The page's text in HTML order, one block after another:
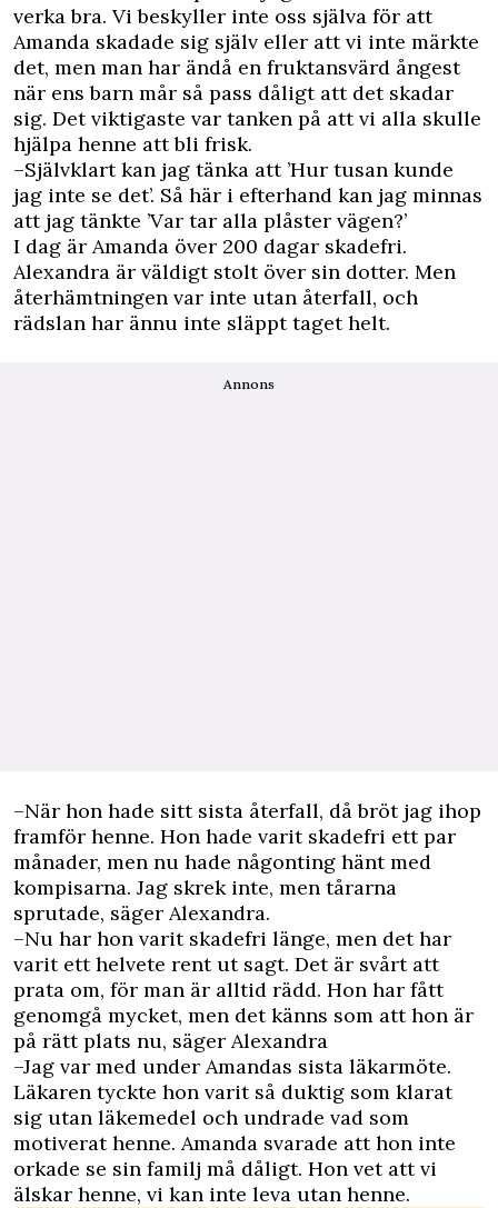
verka bra. Vi beskyller inte oss själva för att
Amanda skadade sig själv eller att vi inte märkte
det, men man har ändå en fruktansvärd ångest
när ens barn mår så pass dåligt att det skadar
sig. Det viktigaste var tanken på att vi alla skulle
hjälpa henne att bli frisk.
–Självklart kan jag tänka att ’Hur tusan kunde
jag inte se det’. Så här i efterhand kan jag minnas
att jag tänkte ’Var tar alla plåster vägen?’
I dag är Amanda över 200 dagar skadefri.
Alexandra är väldigt stolt över sin dotter. Men
återhämtningen var inte utan återfall, och
rädslan har ännu inte släppt taget helt.
Annons
–När hon hade sitt sista återfall, då bröt jag ihop
framför henne. Hon hade varit skadefri ett par
månader, men nu hade någonting hänt med
kompisarna. Jag skrek inte, men tårarna
sprutade, säger Alexandra.
–Nu har hon varit skadefri länge, men det har
varit ett helvete rent ut sagt. Det är svårt att
prata om, för man är alltid rädd. Hon har fått
genomgå mycket, men det känns som att hon är
på rätt plats nu, säger Alexandra
–Jag var med under Amandas sista läkarmöte.
Läkaren tyckte hon varit så duktig som klarat
sig utan läkemedel och undrade vad som
motiverat henne. Amanda svarade att hon inte
orkade se sin familj må dåligt. Hon vet att vi
älskar henne, vi kan inte leva utan henne.